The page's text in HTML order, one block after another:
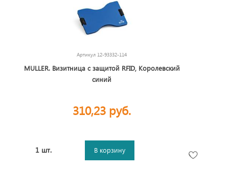
Артикул 12-93332-114
MULLER. Визитница с защитой RFID, Королевский
синий
310,23 руб.
1 шт. В корзину